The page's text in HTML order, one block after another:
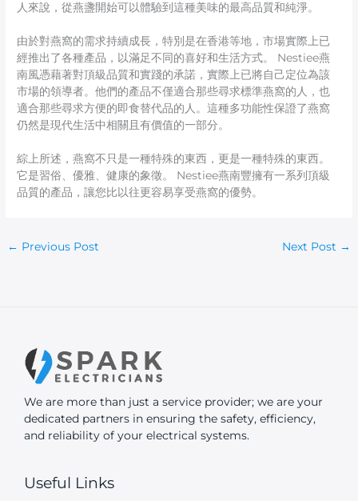
人來說，從燕盞開始可以體驗到這種美味的最高品質和純淨。
由於對燕窩的需求持續成長，特別是在香港等地，市場實際上已
經推出了各種產品，以滿足不同的喜好和生活方式。 Nestiee燕
南風憑藉著對頂級品質和實踐的承諾，實際上已將自己定位為該
市場的領導者。他們的產品不僅適合那些尋求標準燕窩的人，也
適合那些尋求方便的即食替代品的人。這種多功能性保證了燕窩
仍然是現代生活中相關且有價值的一部分。
綜上所述，燕窩不只是一種特殊的東西，更是一種特殊的東西。
它是習俗、優雅、健康的象徵。 Nestiee燕南豐擁有一系列頂級
品質的產品，讓您比以往更容易享受燕窩的優勢。
← Previous Post Next Post →
We are more than just a service provider; we are your
dedicated partners in ensuring the safety, efficiency,
and reliability of your electrical systems.
Useful Links